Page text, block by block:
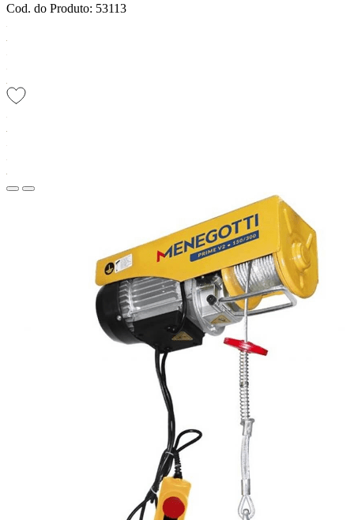
Cod. do Produto: 53113